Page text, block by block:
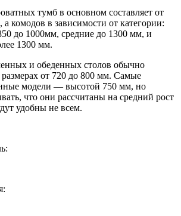
тумб в основном составляет от
комодов в зависимости от категории:
до 1000мм, средние до 1300 мм, и
1300 мм.
и обеденных столов обычно
размерах от 720 до 800 мм. Самые
модели — высотой 750 мм, но
что они рассчитаны на средний рост
удобны не всем.